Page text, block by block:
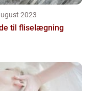
2023
til fliselægning